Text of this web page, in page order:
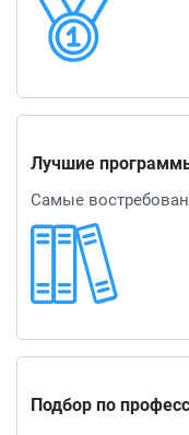
Лучшие
Самые
Подбор по